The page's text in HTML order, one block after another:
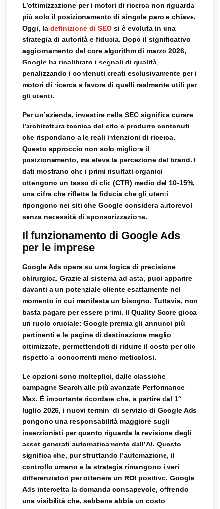
L’ottimizzazione per i motori di ricerca non riguarda
più solo il posizionamento di singole parole chiave.
Oggi, la definizione di SEO si è evoluta in una
strategia di autorità e fiducia. Dopo il significativo
aggiornamento del core algorithm di marzo 2026,
Google ha ricalibrato i segnali di qualità,
penalizzando i contenuti creati esclusivamente per i
motori di ricerca a favore di quelli realmente utili per
gli utenti.
Per un’azienda, investire nella SEO significa curare
l’architettura tecnica del sito e produrre contenuti
che rispondano alle reali intenzioni di ricerca.
Questo approccio non solo migliora il
posizionamento, ma eleva la percezione del brand. I
dati mostrano che i primi risultati organici
ottengono un tasso di clic (CTR) medio del 10-15%,
una cifra che riflette la fiducia che gli utenti
ripongono nei siti che Google considera autorevoli
senza necessità di sponsorizzazione.
Il funzionamento di Google Ads
per le imprese
Google Ads opera su una logica di precisione
chirurgica. Grazie al sistema ad asta, puoi apparire
davanti a un potenziale cliente esattamente nel
momento in cui manifesta un bisogno. Tuttavia, non
basta pagare per essere primi. Il Quality Score gioca
un ruolo cruciale: Google premia gli annunci più
pertinenti e le pagine di destinazione meglio
ottimizzate, permettendoti di ridurre il costo per clic
rispetto ai concorrenti meno meticolosi.
Le opzioni sono molteplici, dalle classiche
campagne Search alle più avanzate Performance
Max. È importante ricordare che, a partire dal 1°
luglio 2026, i nuovi termini di servizio di Google Ads
pongono una responsabilità maggiore sugli
inserzionisti per quanto riguarda la revisione degli
asset generati automaticamente dall’AI. Questo
significa che, pur sfruttando l’automazione, il
controllo umano e la strategia rimangono i veri
differenziatori per ottenere un ROI positivo. Google
Ads intercetta la domanda consapevole, offrendo
una visibilità che, sebbene abbia un costo